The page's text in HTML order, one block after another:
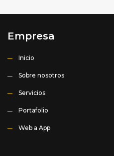
Empresa
Inicio
Sobre nosotros
Servicios
Portafolio
Web a App